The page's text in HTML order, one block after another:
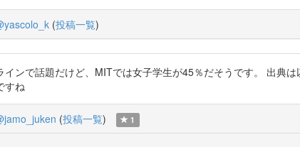
(投稿一覧)
ンで話題だけど、MITでは女子学生が45％だそうです。 出典
すね
(投稿一覧) 1